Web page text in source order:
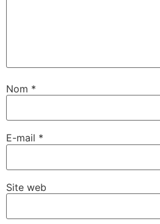
Nom *
E-mail *
Site web